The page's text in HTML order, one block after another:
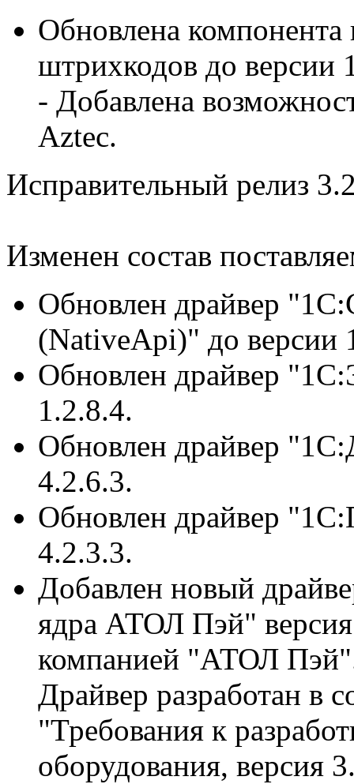
Обновлена компонента
штрихкодов до версии
- Добавлена
Aztec.
Исправительный релиз
Изменен состав
Обновлен драйвер
(NativeApi)" до версии
Обновлен драйвер
1.2.8.4.
Обновлен драйвер
4.2.6.3.
Обновлен драйвер
4.2.3.3.
Добавлен новый
ядра АТОЛ Пэй"
компанией "АТОЛ
Драйвер разработан в
"Требования к
оборудования, версия